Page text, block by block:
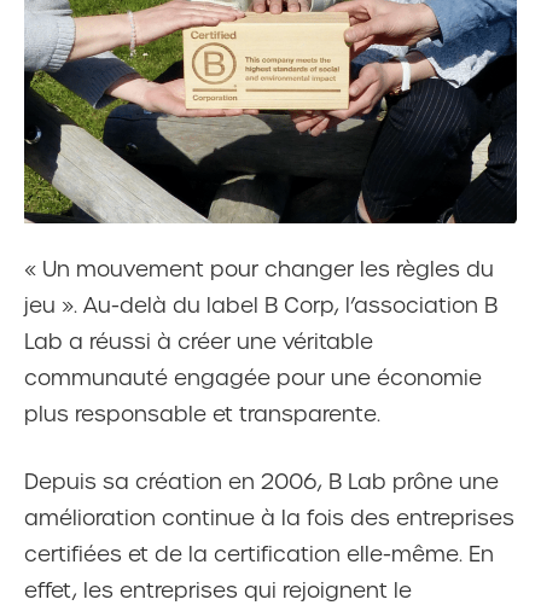
« Un mouvement pour changer les règles du
jeu ». Au-delà du label B Corp, l’association B
Lab a réussi à créer une véritable
communauté engagée pour une économie
plus responsable et transparente.
Depuis sa création en 2006, B Lab prône une
amélioration continue à la fois des entreprises
certifiées et de la certification elle-même. En
effet, les entreprises qui rejoignent le